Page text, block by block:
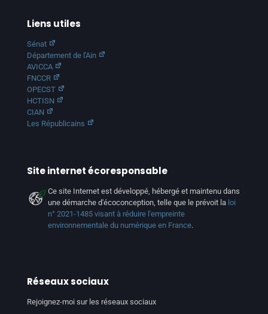
Liens utiles
Sénat
Département de l'Ain
AVICCA
FNCCR
OPECST
HCTISN
CIAN
Les Républicains
Site internet écoresponsable
Ce site Internet est développé, hébergé et maintenu dans
une démarche d'écoconception, telle que le prévoit la loi
n° 2021-1485 visant à réduire l'empreinte
environnementale du numérique en France.
Réseaux sociaux
Rejoignez-moi sur les réseaux sociaux